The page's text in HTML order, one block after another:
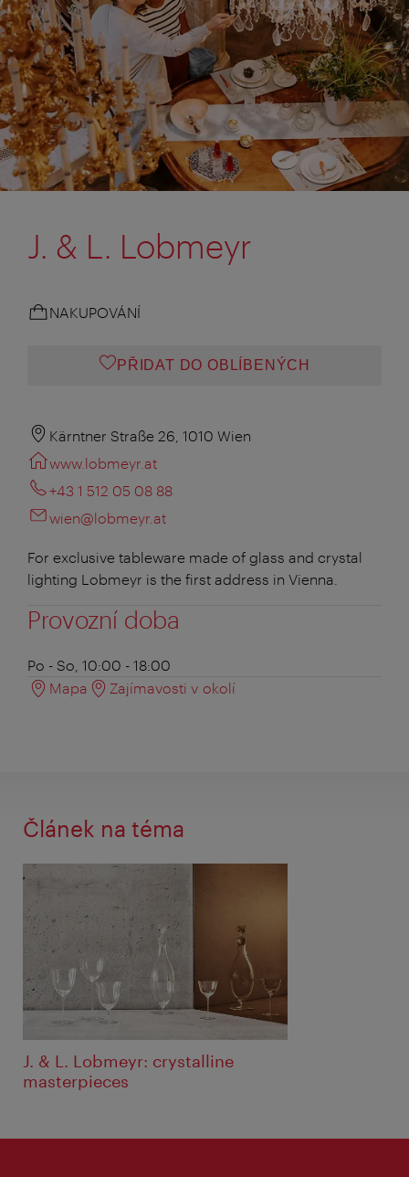
J. & L. Lobmeyr
NAKUPOVÁNÍ
PŘIDAT DO OBLÍBENÝCH
Kärntner Straße 26, 1010 Wien
www.lobmeyr.at
+43 1 512 05 08 88
wien@lobmeyr.at
For exclusive tableware made of glass and crystal
lighting Lobmeyr is the first address in Vienna.
Provozní doba
Po - So, 10:00 - 18:00
Mapa
Zajímavosti v okolí
Článek na téma
J. & L. Lobmeyr: crystalline
masterpieces